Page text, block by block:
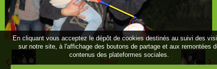
Retour
En cliquant vous acceptez le dépôt de cookies destinés au suivi des
sur notre site, à l'affichage des boutons de partage et aux remontées
contenus des plateformes sociales.